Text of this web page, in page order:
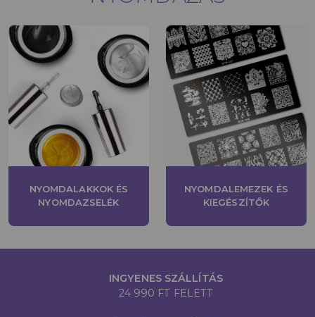
NYOMDALAKKOK ÉS
NYOMDAZSELÉK
NYOMDALEMEZEK ÉS
KIEGÉSZÍTŐK
INGYENES SZÁLLÍTÁS
24 990 FT FELETT